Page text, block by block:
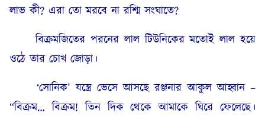
লাভ কী? এরা তো মরবে না রশ্মি সংঘাতে?
বিক্রমজিতের পরনের লাল টিউনিকের মতোই লাল হয়ে
ওঠে তার চোখ জোড়া।
‘সোনিক’ যন্ত্রে ভেসে আসছে রঞ্জনার আকুল আহ্বান –
“বিক্রম… বিক্রম! তিন দিক থেকে আমাকে ঘিরে ফেলেছে।